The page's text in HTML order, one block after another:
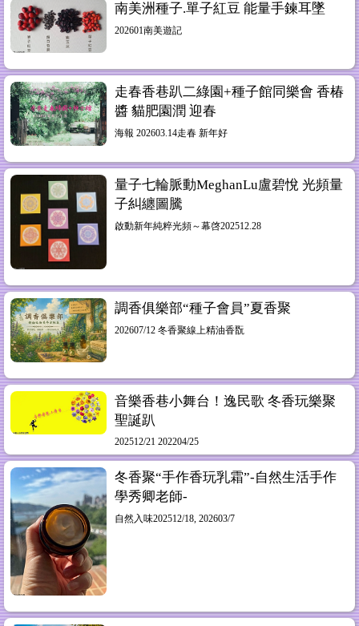
南美洲種子.單子紅豆 能量手鍊耳墜
202601南美遊記
走春香巷趴二綠園+種子館同樂會 香椿
醬 貓肥園潤 迎春
海報 202603.14走春 新年好
量子七輪脈動MeghanLu盧碧悅 光頻量
子糾纏圖騰
啟動新年純粹光頻～幕啓202512.28
調香俱樂部“種子會員”夏香聚
202607/12 冬香聚線上精油香翫
音樂香巷小舞台！逸民歌 冬香玩樂聚
聖誕趴
202512/21 202204/25
冬香聚“手作香玩乳霜”-自然生活手作
學秀卿老師-
自然入味202512/18, 202603/7